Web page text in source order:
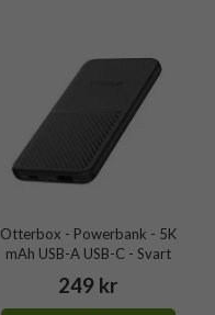
Otterbox - Powerbank - 5K
mAh USB-A USB-C - Svart
249 kr